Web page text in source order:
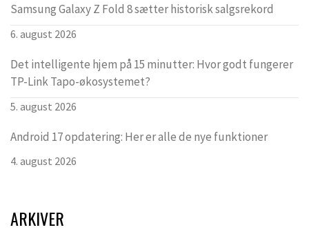
Samsung Galaxy Z Fold 8 sætter historisk salgsrekord
6. august 2026
Det intelligente hjem på 15 minutter: Hvor godt fungerer
TP-Link Tapo-økosystemet?
5. august 2026
Android 17 opdatering: Her er alle de nye funktioner
4. august 2026
ARKIVER